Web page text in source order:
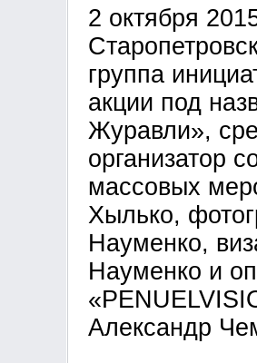
2 октября
группа
акции под
Журавли»,
организатор
массовых
Хылько,
Науменко,
Науменко и
Александр